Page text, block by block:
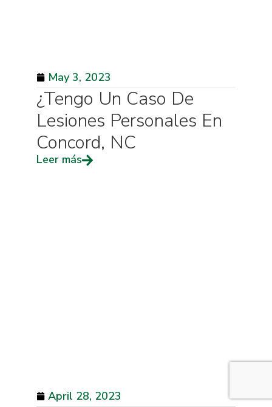
May 3, 2023
¿Tengo Un Caso De
Lesiones Personales En
Concord, NC
Leer más
April 28, 2023